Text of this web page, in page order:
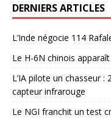
DERNIERS ARTICLES
L’Inde négocie 114
Le H-6N chinois
L’IA pilote un chasseur
capteur infrarouge
Le NGI franchit un test